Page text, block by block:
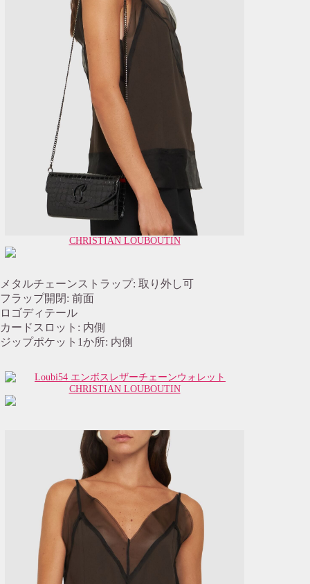
CHRISTIAN LOUBOUTIN
メタルチェーンストラップ: 取り外し可
フラップ開閉: 前面
ロゴディテール
カードスロット: 内側
ジップポケット1か所: 内側
CHRISTIAN LOUBOUTIN